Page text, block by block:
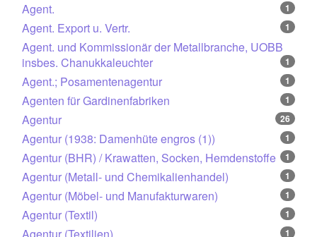
Agent. 1
Agent. Export u. Vertr. 1
Agent. und Kommissionär der Metallbranche, UOBB
insbes. Chanukkaleuchter
1
Agent.; Posamentenagentur 1
Agenten für Gardinenfabriken 1
Agentur 26
Agentur (1938: Damenhüte engros (1)) 1
Agentur (BHR) / Krawatten, Socken, Hemdenstoffe 1
Agentur (Metall- und Chemikalienhandel) 1
Agentur (Möbel- und Manufakturwaren) 1
Agentur (Textil) 1
1